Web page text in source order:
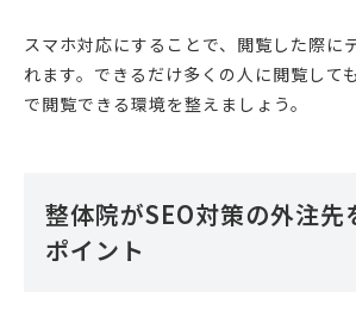
スマホ対応にすることで、閲覧した際に
れます。できるだけ多くの人に閲覧して
で閲覧できる環境を整えましょう。
整体院がSEO対策の外注先
ポイント